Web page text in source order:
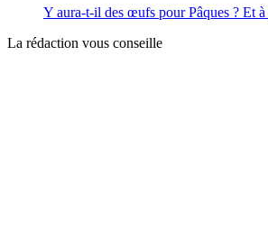
Y aura‑t‑il des œufs pour Pâques ? Et
La rédaction vous conseille